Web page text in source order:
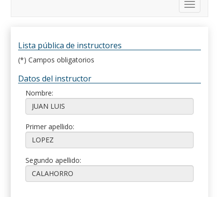
Lista pública de instructores
(*) Campos obligatorios
Datos del instructor
Nombre:
Primer apellido:
Segundo apellido: